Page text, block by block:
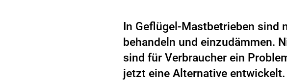
In Geflügel-Mastbetrieben
behandeln und einzudämmen.
sind für Verbraucher ein
jetzt eine Alternative entwickelt.